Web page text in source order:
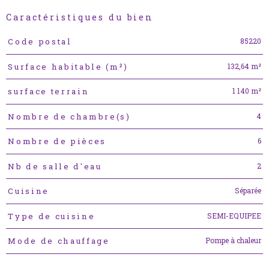
Caractéristiques du bien
Caractéristiques Valeurs
Code postal 85220
Surface habitable (m²) 132,64 m²
surface terrain 1 140 m²
Nombre de chambre(s) 4
Nombre de pièces 6
Nb de salle d'eau 2
Cuisine Séparée
Type de cuisine SEMI-EQUIPEE
Mode de chauffage Pompe à chaleur